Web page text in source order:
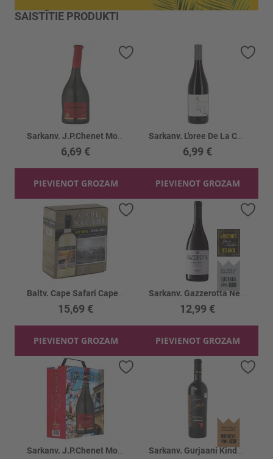
SAISTĪTIE PRODUKTI
6,69 €
PIEVIENOT GROZAM
6,99 €
PIEVIENOT GROZAM
15,69 €
PIEVIENOT GROZAM
Pievienot vēlmju sarakstam
12,99 €
PIEVIENOT GROZAM
Pievienot vēlmju sarakstam